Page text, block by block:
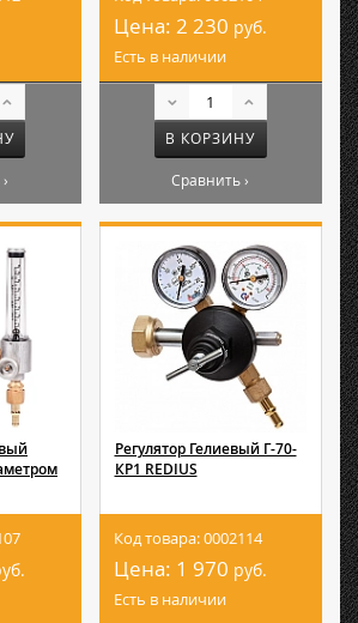
Цена: 2 230 руб.
Есть в наличии
В КОРЗИНУ
Сравнить ›
Регулятор Гелиевый Г-70-
КР1 REDIUS
Код товара: 0002114
Цена: 1 970 руб.
Есть в наличии